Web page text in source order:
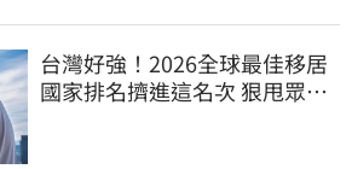
台灣好強！2026全球最佳移居
國家排名擠進這名次 狠甩眾多